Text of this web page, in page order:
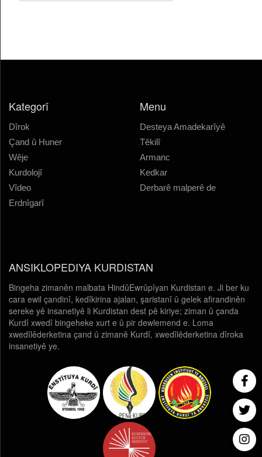
Kategorî
Dîrok
Çand û Huner
Wêje
Kurdolojî
Vîdeo
Erdnîgarî
Menu
Desteya Amadekarîyê
Têkilî
Armanc
Kedkar
Derbarê malperê de
ANSIKLOPEDIYA KURDISTAN
Bingeha zimanên malbata HindûEwrûpîyan Kurdistan e. Ji ber ku
cara ewil çandinî, kedîkirina ajalan, şaristanî û gelek afirandinên
sereke yê insanetiyê li Kurdistan dest pê kiriye; ziman û çanda
Kurdî xwedî bingeheke xurt e û pir dewlemend e. Loma
xwedîlêderketina çand û zimanê Kurdî, xwedîlêderketina dîroka
insanetiyê ye.